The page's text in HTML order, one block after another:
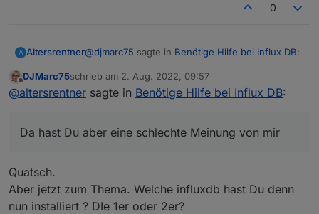
0
A Altersrentner@djmarc75 sagte in Benötige Hilfe bei Influx DB:
Jetzt hab ichs auch gesehen.... dann wird
Grafana läuft
Es fehlt nur noch die Verbindung von Grafana mit
der InfluxDB
Offline
DJMarc75schrieb am 2. Aug. 2022, 09:57
zuletzt editiert von
@altersrentner sagte in Benötige Hilfe bei Influx DB:
Da hast Du aber eine schlechte Meinung von mir
Quatsch.
Aber jetzt zum Thema. Welche influxdb hast Du denn
nun installiert ? DIe 1er oder 2er?